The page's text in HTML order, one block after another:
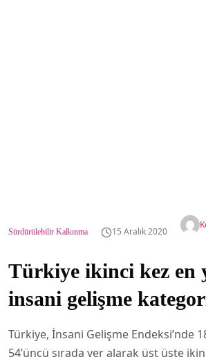
Sürdürülebilir Kalkınma 15 Aralık 2020
Türkiye ikinci kez en
insani gelişme
Türkiye, İnsani Gelişme Endeksi’nde
54’üncü sırada yer alarak üst üste